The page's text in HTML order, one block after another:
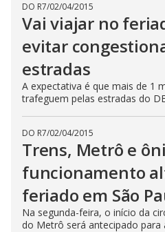
DO R7/02/04/2015
Vai viajar no
evitar
estradas
A expectativa é que mais de 1
trafeguem pelas estradas do
DO R7/02/04/2015
Trens, Metrô e
funcionamento
feriado em São
Na segunda-feira, o início da
do Metrô será antecipado para